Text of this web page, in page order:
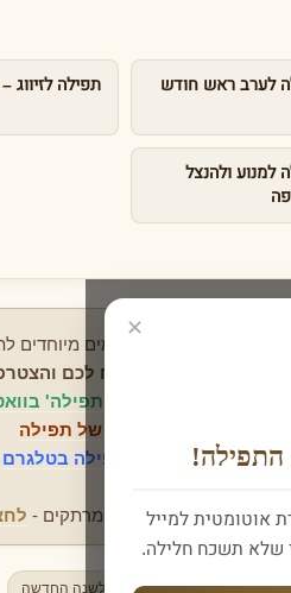
לערב ראש חודש תפילה לזיווג
למנוע ולהנצל
✕
אוטומטית למייל
שלא תשכח חלילה.
רוצים לקבל תזכורת לפני ימים מיוחדים
בחרו את הערוץ הנוח לכם
קבוצת 'המפיצים של תפילה'
ערוץ הוואטסאפ של תפילה
»המפיצים של תפילה בטלגרם
לקרוא סיפורי צדיקים מרתקים -
לערב ראש השנה תפילה לשנה החדשה